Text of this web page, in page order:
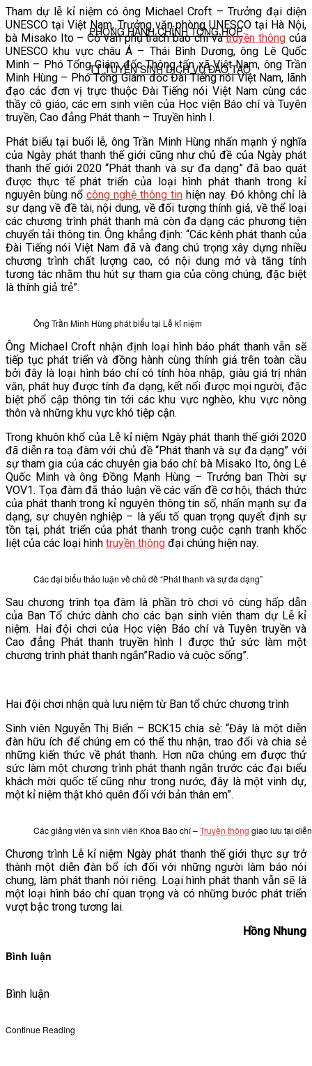
PHÒNG HÀNH CHÍNH TỔNG HỢP
TT TUYỂN SINH DỊCH VỤ ĐÀO TẠO
NGHIÊN CỨU KHOA HỌC
VĂN BẢN
THƯ VIỆN
Tham dự lễ kỉ niệm có ông Michael Croft – Trưởng đại diện
UNESCO tại Việt Nam, Trưởng văn phòng UNESCO tại Hà Nội,
bà Misako Ito – Cố vấn phụ trách báo chí vàtruyền thông của
UNESCO khu vực châu Á – Thái Bình Dương, ông Lê Quốc
Minh – Phó Tổng Giám đốc Thông tấn xã Việt Nam, ông Trần
Minh Hùng – Phó Tổng Giám đốc Đài Tiếng nói Việt Nam, lãnh
đạo các đơn vị trực thuộc Đài Tiếng nói Việt Nam cùng các
thầy cô giáo, các em sinh viên của Học viện Báo chí và Tuyên
truyền, Cao đẳng Phát thanh – Truyền hình I.
Phát biểu tại buổi lễ, ông Trần Minh Hùng nhấn mạnh ý nghĩa
của Ngày phát thanh thế giới cũng như chủ đề của Ngày phát
thanh thế giới 2020 “Phát thanh và sự đa dạng” đã bao quát
được thực tế phát triển của loại hình phát thanh trong kỉ
nguyên bùng nổ công nghệ thông tin hiện nay. Đó không chỉ là
sự dạng về đề tài, nội dung, về đối tượng thính giả, về thể loại
các chương trình phát thanh mà còn đa dạng các phương tiện
chuyển tải thông tin. Ông khẳng định: “Các kênh phát thanh của
Đài Tiếng nói Việt Nam đã và đang chú trọng xây dựng nhiều
chương trình chất lượng cao, có nội dung mở và tăng tính
tương tác nhằm thu hút sự tham gia của công chúng, đặc biệt
là thính giả trẻ”.
Ông Trần Minh Hùng phát biểu tại Lễ kỉ niệm
Ông Michael Croft nhận định loại hình báo phát thanh vẫn sẽ
tiếp tục phát triển và đồng hành cùng thính giả trên toàn cầu
bởi đây là loại hình báo chí có tính hòa nhập, giàu giá trị nhân
văn, phát huy được tính đa dạng, kết nối được mọi người, đặc
biệt phổ cập thông tin tới các khu vực nghèo, khu vực nông
thôn và những khu vực khó tiệp cận.
Trong khuôn khổ của Lễ kỉ niệm Ngày phát thanh thế giới 2020
đã diễn ra toạ đàm với chủ đề “Phát thanh và sự đa dạng” với
sự tham gia của các chuyên gia báo chí: bà Misako Ito, ông Lê
Quốc Minh và ông Đồng Mạnh Hùng – Trưởng ban Thời sự
VOV1. Tọa đàm đã thảo luận về các vấn đề cơ hội, thách thức
của phát thanh trong kỉ nguyên thông tin số, nhấn mạnh sự đa
dạng, sự chuyên nghiệp – là yếu tố quan trọng quyết định sự
tồn tại, phát triển của phát thanh trong cuộc cạnh tranh khốc
liệt của các loại hình truyền thông đại chúng hiện nay.
Các đại biểu thảo luận về chủ đề “Phát thanh và sự đa dạng”
Sau chương trình tọa đàm là phần trò chơi vô cùng hấp dẫn
của Ban Tổ chức dành cho các bạn sinh viên tham dự Lễ kỉ
niệm. Hai đội chơi của Học viện Báo chí và Tuyên truyền và
Cao đẳng Phát thanh truyền hình I được thử sức làm một
chương trình phát thanh ngắn”Radio và cuộc sống”.
Hai đội chơi nhận quà lưu niệm từ Ban tổ chức chương trình
Sinh viên Nguyễn Thị Biển – BCK15 chia sẻ: “Đây là một diễn
đàn hữu ích để chúng em có thể thu nhận, trao đổi và chia sẻ
những kiến thức về phát thanh. Hơn nữa chúng em được thử
sức làm một chương trình phát thanh ngắn trước các đại biểu
khách mời quốc tế cũng như trong nước, đây là một vinh dự,
một kỉ niệm thật khó quên đối với bản thân em”.
Các giảng viên và sinh viên Khoa Báo chí –Truyền thông giao lưu tại
Chương trình Lễ kỉ niệm Ngày phát thanh thế giới thực sự trở
thành một diễn đàn bổ ích đối với những người làm báo nói
chung, làm phát thanh nói riêng. Loại hình phát thanh vẫn sẽ là
một loại hình báo chí quan trọng và có những bước phát triển
vượt bậc trong tương lai.
Hồng Nhung
Bình luận
Bình luận
Continue Reading